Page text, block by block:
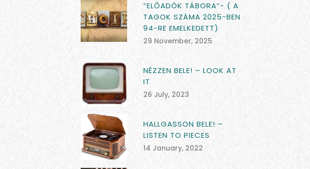
“ELŐADÓK TÁBORA”- ( A
TAGOK SZÁMA 2025-BEN
94-RE EMELKEDETT)
29 November, 2025
NÉZZEN BELE! – LOOK AT
IT
26 July, 2023
HALLGASSON BELE! –
LISTEN TO PIECES
14 January, 2022